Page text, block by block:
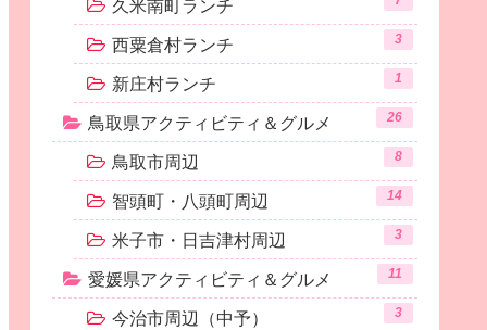
久米南町ランチ
西粟倉村ランチ 3
新庄村ランチ 1
鳥取県アクティビティ＆グルメ 26
鳥取市周辺 8
智頭町・八頭町周辺 14
米子市・日吉津村周辺 3
愛媛県アクティビティ＆グルメ 11
今治市周辺（中予） 3